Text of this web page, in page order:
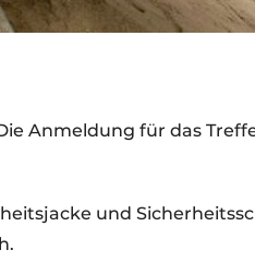
Anmeldung für das
und